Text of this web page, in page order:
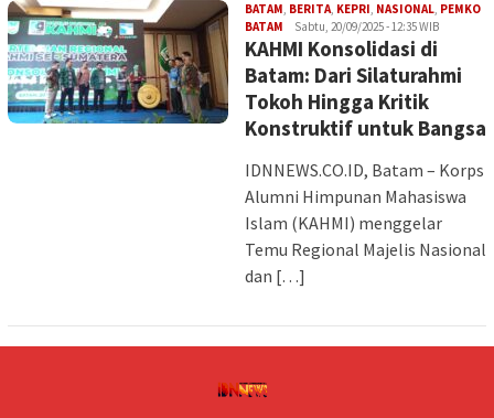
BATAM, BERITA, KEPRI, NASIONAL, PEMKO
BATAM Iman
Sabtu, 20/09/2025 - 12:35 WIB
KAHMI Konsolidasi di
Batam: Dari Silaturahmi
Tokoh Hingga Kritik
Konstruktif untuk Bangsa
IDNNEWS.CO.ID, Batam – Korps
Alumni Himpunan Mahasiswa
Islam (KAHMI) menggelar
Temu Regional Majelis Nasional
dan […]